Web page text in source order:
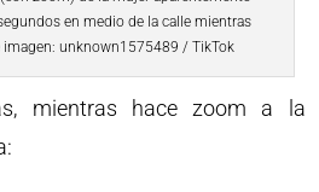
en medio de la calle mientras
imagen: unknown1575489 / TikTok
mientras hace zoom a la